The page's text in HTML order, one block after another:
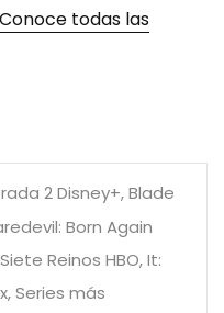
Conoce todas las
2 Disney+,Blade
Born Again
Reinos HBO,It:
,Series más